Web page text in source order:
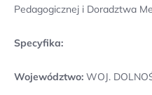
Pedagogicznej i Doradztwa
Specyfika:
Województwo: WOJ.